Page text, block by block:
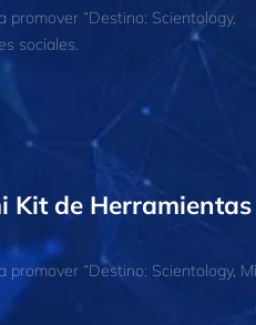
“Destino: Scientology,
sociales.
Kit de Herramientas
“Destino: Scientology,